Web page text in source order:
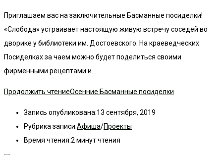
Приглашаем вас на заключительные Басманные посиделки!
«Слобода» устраивает настоящую живую встречу соседей во
дворике у библиотеки им. Достоевского. На краеведческих
Посиделках за чаем можно будет поделиться своими
фирменными рецептами и…
Продолжить чтениеОсенние Басманные посиделки
Запись опубликована:13 сентября, 2019
Рубрика записи:Афиша/Проекты
Время чтения:2 минут чтения